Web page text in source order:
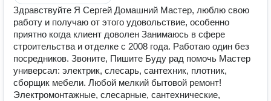
Здравствуйте Я Сергей Домашний Мастер, люблю свою
работу и получаю от этого удовольствие, особенно
приятно когда клиент доволен Занимаюсь в сфере
строительства и отделке с 2008 года. Работаю один без
посредников. Звоните, Пишите Буду рад помочь Мастер
универсал: электрик, слесарь, сантехник, плотник,
сборщик мебели. Любой мелкий бытовой ремонт!
Электромонтажные, слесарные, сантехнические,